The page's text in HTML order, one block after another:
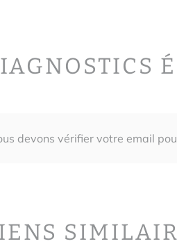
devons vérifier votre email